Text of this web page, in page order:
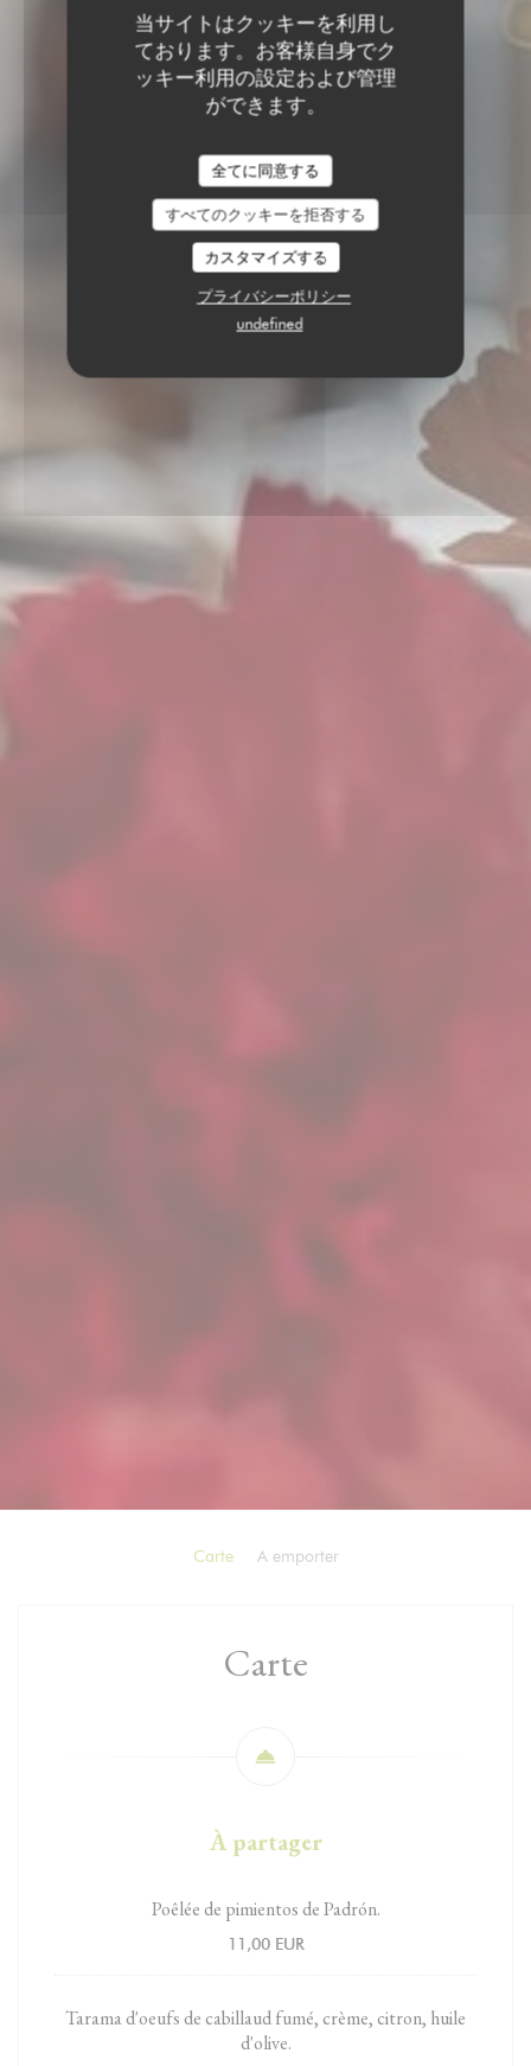
当サイトはクッキーを利用し
ております。お客様自身でク
ッキー利用の設定および管理
ができます。
全てに同意する
すべてのクッキーを拒否する
カスタマイズする
プライバシーポリシー
undefined
Carte A emporter
Carte
À partager
Poêlée de pimientos de Padrón.
11,00 EUR
Tarama d'oeufs de cabillaud fumé, crème, citron, huile
d'olive.